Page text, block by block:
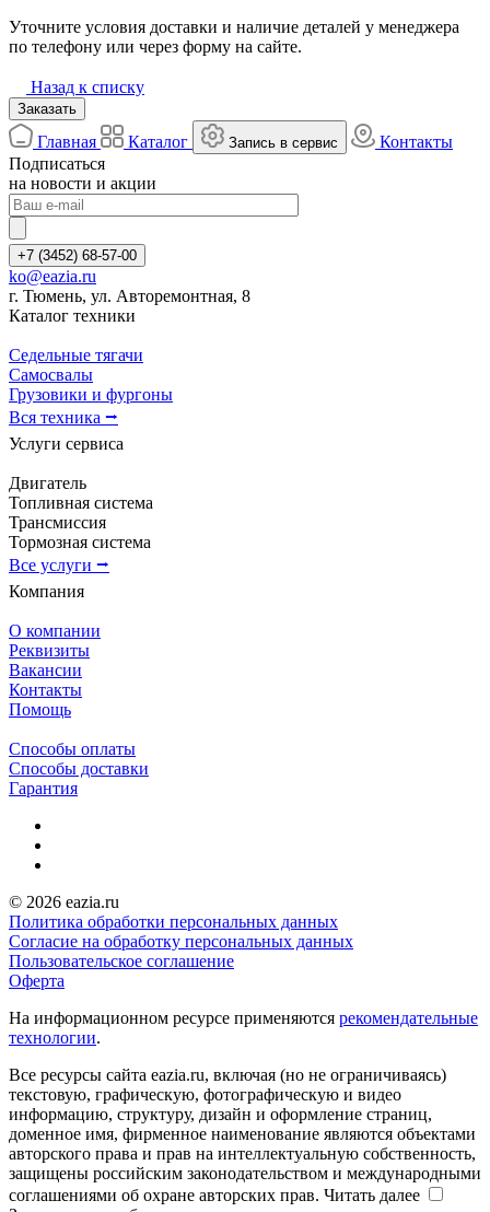
Уточните условия доставки и наличие деталей у менеджера
по телефону или через форму на сайте.
Назад к списку
Заказать
Главная Каталог Запись в сервис
Контакты
Подписаться
на новости и акции
+7 (3452) 68-57-00
ko@eazia.ru
г. Тюмень, ул. Авторемонтная, 8
Каталог техники
Седельные тягачи
Самосвалы
Грузовики и фургоны
Вся техника ⭢
Услуги сервиса
Двигатель
Топливная система
Трансмиссия
Тормозная система
Все услуги ⭢
Компания
О компании
Реквизиты
Вакансии
Контакты
Помощь
Способы оплаты
Способы доставки
Гарантия
© 2026 eazia.ru
Политика обработки персональных данных
Согласие на обработку персональных данных
Пользовательское соглашение
Оферта
На информационном ресурсе применяются рекомендательные
технологии.
Все ресурсы сайта eazia.ru, включая (но не ограничиваясь)
текстовую, графическую, фотографическую и видео
информацию, структуру, дизайн и оформление страниц,
доменное имя, фирменное наименование являются объектами
авторского права и прав на интеллектуальную собственность,
защищены российским законодательством и международными
соглашениями об охране авторских прав. Читать далее